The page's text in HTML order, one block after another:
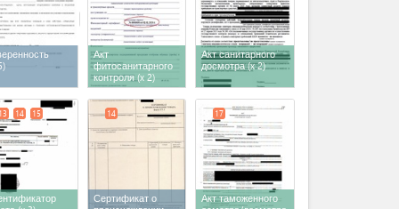
Акт
фитосанитарного
контроля(x 2)
Акт санитарного
досмотра(x 2)
13 14 15
Сертификат о
14
Акт таможенного
17